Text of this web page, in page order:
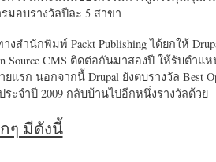
มอบรางวัลปีละ 5 สาขา
างสำนักพิมพ์ Packt Publishing ได้ยกให้
Source CMS ติดต่อกันมาสองปี ให้รับตำแ
ยแรก นอกจากนี้ Drupal ยังตบรางวัล Best
ระจำปี 2009 กลับบ้านไปอีกหนึ่งรางวัลด้วย
ๆ มีดังนี้